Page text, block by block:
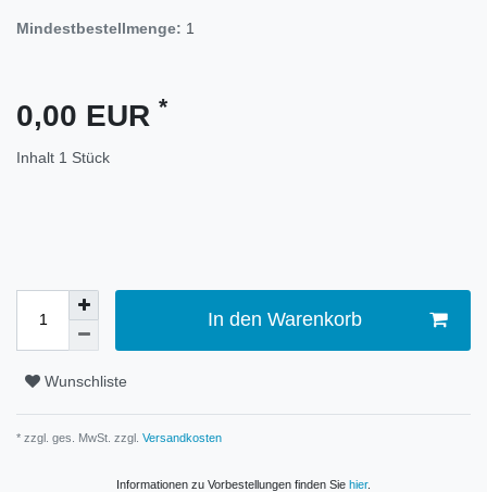
Mindestbestellmenge: 1
0,00 EUR *
Inhalt 1 Stück
In den Warenkorb
Wunschliste
* zzgl. ges. MwSt. zzgl. Versandkosten
Informationen zu Vorbestellungen finden Sie hier.